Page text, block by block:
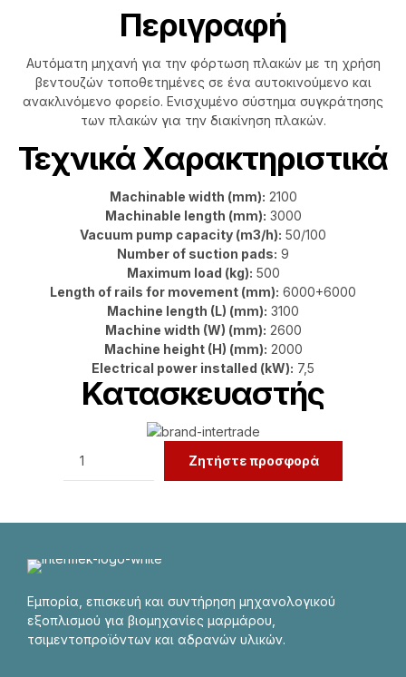
Περιγραφή
Αυτόματη μηχανή για την φόρτωση πλακών με τη χρήση
βεντουζών τοποθετημένες σε ένα αυτοκινούμενο και
ανακλινόμενο φορείο. Ενισχυμένο σύστημα συγκράτησης
των πλακών για την διακίνηση πλακών.
Τεχνικά Χαρακτηριστικά
Machinable width (mm): 2100
Machinable length (mm): 3000
Vacuum pump capacity (m3/h): 50/100
Number of suction pads: 9
Maximum load (kg): 500
Length of rails for movement (mm): 6000+6000
Machine length (L) (mm): 3100
Machine width (W) (mm): 2600
Machine height (H) (mm): 2000
Electrical power installed (kW): 7,5
Κατασκευαστής
Ζητήστε προσφορά
Εμπορία, επισκευή και συντήρηση μηχανολογικού
εξοπλισμού για βιομηχανίες μαρμάρου,
τσιμεντοπροϊόντων και αδρανών υλικών.